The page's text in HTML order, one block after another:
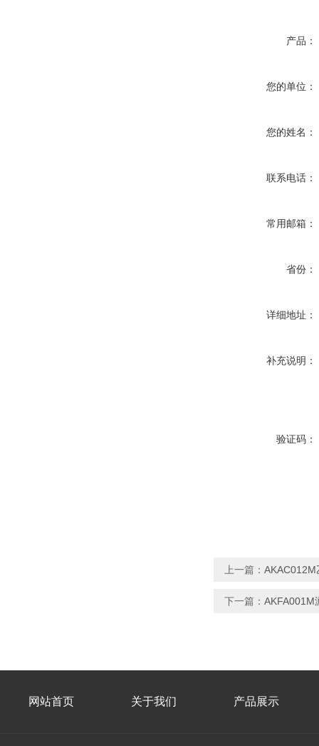
产品：
您的单位：
您的姓名：
联系电话：
常用邮箱：
省份：
详细地址：
补充说明：
验证码：
上一篇：
下一篇： AKFA001M
网站首页 关于我们 产品展示